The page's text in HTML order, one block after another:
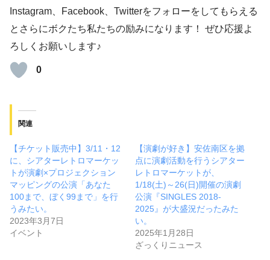
Instagram、Facebook、Twitterをフォローをしてもらえる
とさらにボクたち私たちの励みになります！ ぜひ応援よ
ろしくお願いします♪
0
関連
【チケット販売中】3/11・12
に、シアターレトロマーケッ
トが演劇×プロジェクション
マッピングの公演「あなた
100まで、ぼく99まで」を行
うみたい。
2023年3月7日
イベント
【演劇が好き】安佐南区を拠
点に演劇活動を行うシアター
レトロマーケットが、
1/18(土)～26(日)開催の演劇
公演『SINGLES 2018-
2025』が大盛況だったみた
い。
2025年1月28日
ざっくりニュース